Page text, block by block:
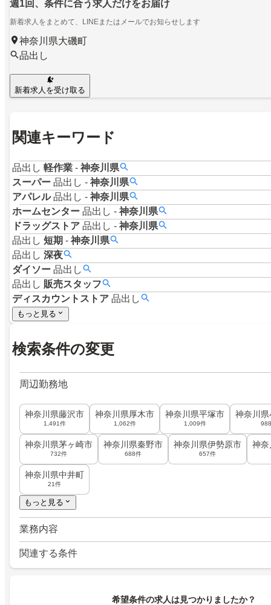
週1回、条件に合う求人だけをお届け
新着求人をまとめて、LINEまたはメールでお知らせします
神奈川県大磯町
品出し
新着求人を受け取る
関連キーワード
品出し 軽作業 - 神奈川県
スーパー 品出し - 神奈川県
アパレル 品出し - 神奈川県
ホームセンター 品出し - 神奈川県
ドラッグストア 品出し - 神奈川県
品出し 短期 - 神奈川県
品出し 深夜
ダイソー 品出し
品出し 販売スタッフ
ディスカウントストア 品出し
もっと見る
検索条件の変更
周辺勤務地
神奈川県藤沢市
1,491件
神奈川県厚木市
1,062件
神奈川県平塚市
1,009件
神奈川
神奈川県茅ヶ崎市
732件
神奈川県秦野市
688件
神奈川県伊勢原市
657件
神奈
神奈川県中井町
21件
もっと見る
業務内容
関連する条件
希望条件の求人は見つかりましたか？